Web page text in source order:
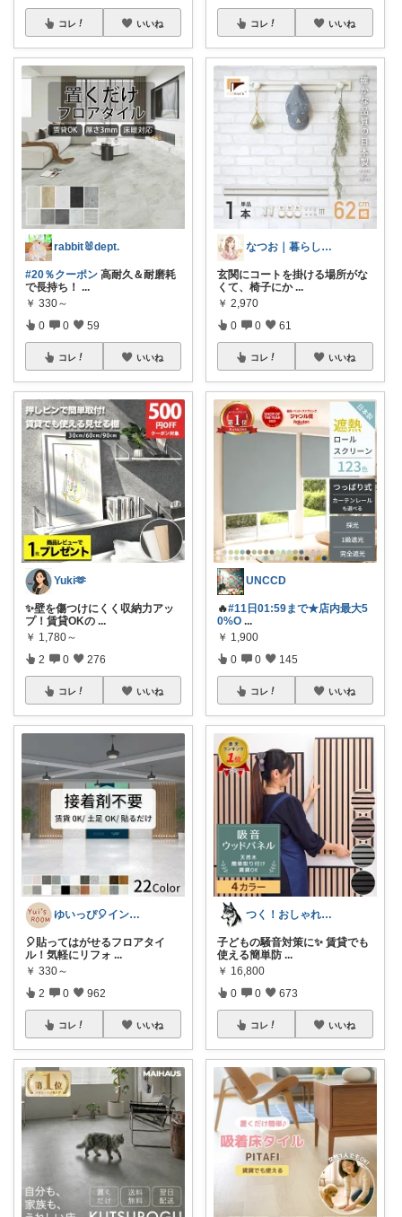
コレ いいね
rabbit🐰dept.
#20％クーポン 高耐久＆耐磨耗
で長持ち！ ...
￥ 330～
0 0 59
コレ いいね
Yuki🫶
✨壁を傷つけにくく収納力アッ
プ！賃貸OKの ...
￥ 1,780～
2 0 276
コレ いいね
ゆいっぴ🎈インテリアとファッション
🎈貼ってはがせるフロアタイ
ル！気軽にリフォ ...
￥ 330～
2 0 962
コレ いいね
コレ いいね
なつお｜暮らしが整う日用品選び
玄関にコートを掛ける場所がな
くて、椅子にか ...
￥ 2,970
0 0 61
コレ いいね
UNCCD
🔥#11日01:59まで★店内最大5
0%O ...
￥ 1,900
0 0 145
コレ いいね
つく！おしゃれな商品や便利な商品をお届け
子どもの騒音対策に✨ 賃貸でも
使える簡単防 ...
￥ 16,800
0 0 673
コレ いいね